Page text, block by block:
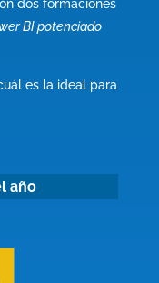
dos formaciones
BI potenciado
es la ideal para
año